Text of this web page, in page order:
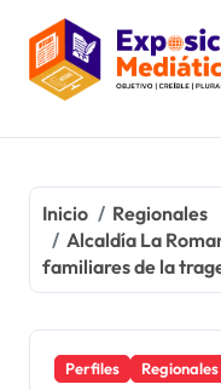
contenido
Inicio
Regionales
Alcaldía La
familiares de la
Perfiles Regionales